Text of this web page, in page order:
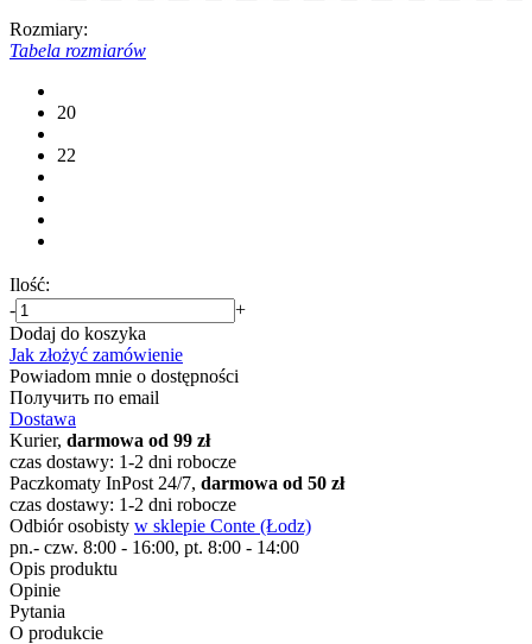
Rozmiary:
Tabela rozmiarów
20
22
Ilość:
-
+
Dodaj do koszyka
Jak złożyć zamówienie
Powiadom mnie o dostępności
Получить по email
Dostawa
Kurier, darmowa od 99 zł
czas dostawy: 1-2 dni robocze
Paczkomaty InPost 24/7, darmowa od 50 zł
czas dostawy: 1-2 dni robocze
Odbiór osobisty w sklepie Conte (Łodz)
pn.- czw. 8:00 - 16:00, pt. 8:00 - 14:00
Opis produktu
Opinie
Pytania
O produkcie